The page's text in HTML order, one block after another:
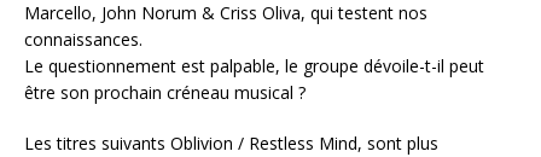
Marcello, John Norum & Criss Oliva, qui testent nos
connaissances.
Le questionnement est palpable, le groupe dévoile-t-il peut
être son prochain créneau musical ?
Les titres suivants Oblivion / Restless Mind, sont plus